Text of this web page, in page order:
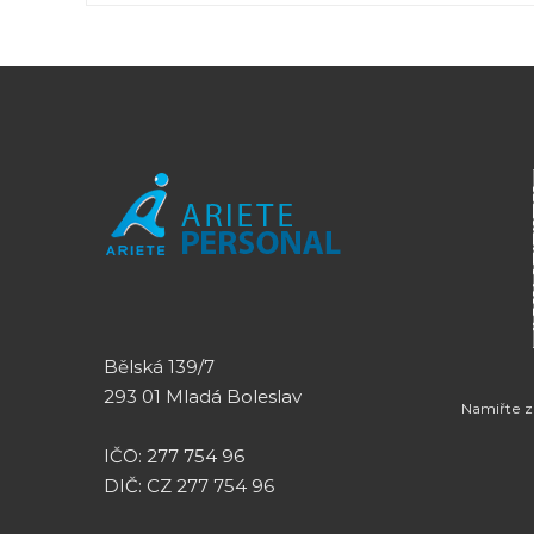
Bělská 139/7
293 01 Mladá Boleslav
IČO: 277 754 96
DIČ: CZ 277 754 96
Namiřte